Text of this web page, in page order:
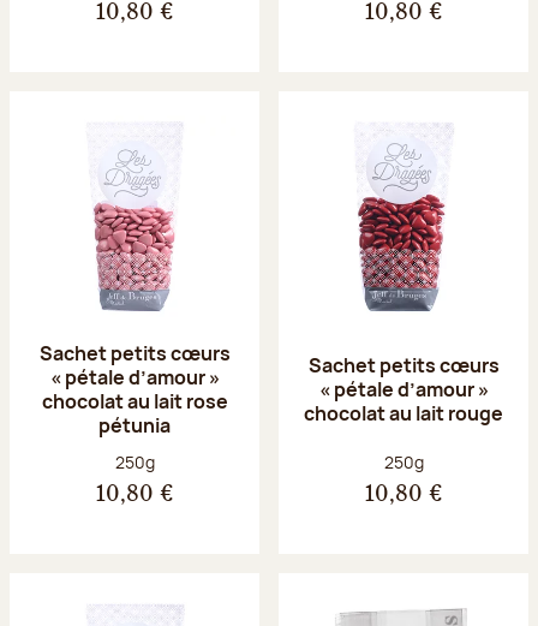
10,80 € 10,80 €
Sachet petits cœurs
« pétale d’amour »
chocolat au lait rose
pétunia
Poids net :
250g
10,80 €
Sachet petits cœurs
« pétale d’amour »
chocolat au lait rouge
Poids net :
250g
10,80 €